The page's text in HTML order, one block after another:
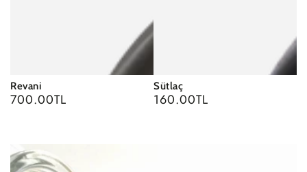
Revani
Regular
700.00TL
Sütlaç
Regular
160.00TL